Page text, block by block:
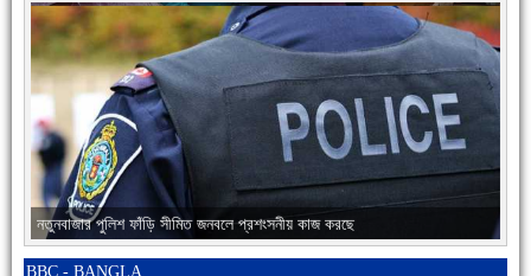
নতুনবাজার পুলিশ ফাঁড়ি সীমিত জনবলে প্রশংসনীয় কাজ করছে
BBC - BANGLA